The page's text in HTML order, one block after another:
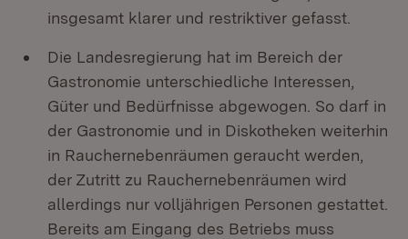
insgesamt klarer und restriktiver gefasst.
Die Landesregierung hat im Bereich der
Gastronomie unterschiedliche Interessen,
Güter und Bedürfnisse abgewogen. So darf in
der Gastronomie und in Diskotheken weiterhin
in Rauchernebenräumen geraucht werden,
der Zutritt zu Rauchernebenräumen wird
allerdings nur volljährigen Personen gestattet.
Bereits am Eingang des Betriebs muss